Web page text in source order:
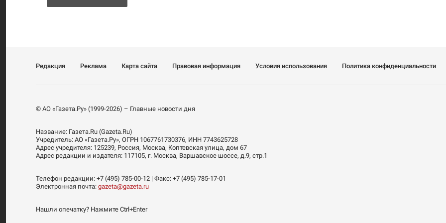
Редакция Реклама Карта сайта Правовая информация Условия использования Политика конфиденциальности
© АО «Газета.Ру» (1999-2026) – Главные новости дня
Название: Газета.Ru (Gazeta.Ru)
Учредитель: АО «Газета.Ру», ОГРН 1067761730376, ИНН 7743625728
Адрес учредителя: 125239, Россия, Москва, Коптевская улица, дом 67
Адрес редакции и издателя: 117105, г. Москва, Варшавское шоссе, д.9, стр.1
Телефон редакции: +7 (495) 785-00-12 | Факс: +7 (495) 785-17-01
Электронная почта: gazeta@gazeta.ru
Нашли опечатку? Нажмите Ctrl+Enter